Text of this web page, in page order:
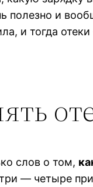
полезно и
и тогда
слов о том,
три — четыре